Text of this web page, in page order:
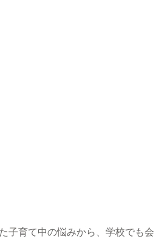
子育て中の悩みから、学校でも会